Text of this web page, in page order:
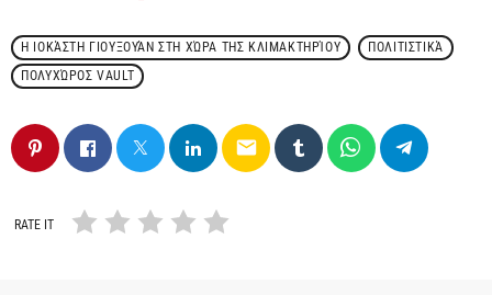
Η ΙΟΚΆΣΤΗ ΓΙΟΥΞΟΥΆΝ ΣΤΗ ΧΏΡΑ ΤΗΣ ΚΛΙΜΑΚΤΗΡΊΟΥ
ΠΟΛΙΤΙΣΤΙΚΆ
ΠΟΛΥΧΏΡΟΣ VAULT
email
RATE IT